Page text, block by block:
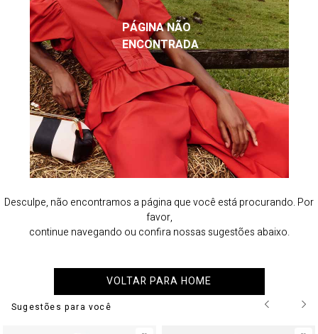
PÁGINA NÃO
ENCONTRADA
Desculpe, não encontramos a página que você está procurando. Por
favor,
continue navegando ou confira nossas sugestões abaixo.
VOLTAR PARA HOME
Sugestões para você